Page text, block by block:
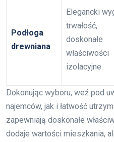
Podłoga
drewniana
Elegancki
trwałość,
doskonałe
właściwości
izolacyjne.
Dokonując wyboru, weź pod
najemców, jak i łatwość
zapewniają doskonałe
dodaje wartości mieszkania,